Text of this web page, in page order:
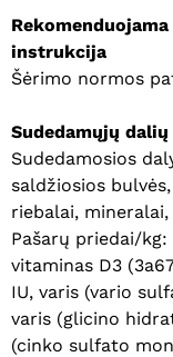
instrukcija
Šėrimo normos
Sudedamųjų dalių
Sudedamosios
saldžiosios
riebalai,
Pašarų priedai/kg:
vitaminas D3
IU, varis (vario
varis (glicino
(cinko sulfato